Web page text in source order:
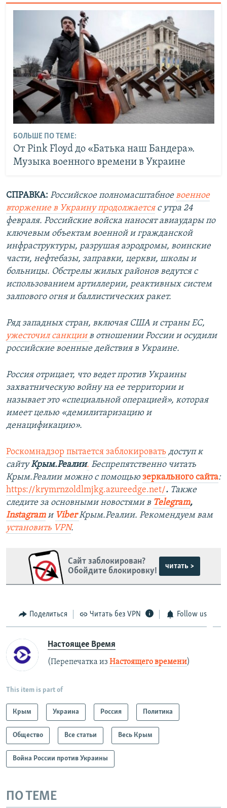
БОЛЬШЕ ПО ТЕМЕ:
От Pink Floyd до «Батька наш Бандера».
Музыка военного времени в Украине
СПРАВКА: Российское полномасштабноевоенное
вторжение в Украину продолжаетсяс утра 24
февраля. Российские войска наносят авиаудары по
ключевым объектам военной и гражданской
инфраструктуры, разрушая аэродромы, воинские
части, нефтебазы, заправки, церкви, школы и
больницы. Обстрелы жилых районов ведутся с
использованием артиллерии, реактивных систем
залпового огня и баллистических ракет.
Ряд западных стран, включая США и страны ЕС,
ужесточил санкциив отношении России и осудили
российские военные действия в Украине.
Россия отрицает, что ведет против Украины
захватническую войну на ее территории и
называет это «специальной операцией», которая
имеет целью «демилитаризацию и
денацификацию».
Роскомнадзор пытается заблокировать доступ к
сайтуКрым.Реалии. Беспрепятственно читать
Крым.Реалии можно с помощью зеркального сайта:
https://krymrnzoldlmjkg.azureedge.net/. Также
следите за основными новостями в Telegram,
Instagramи ViberКрым.Реалии. Рекомендуем вам
установить VPN.
Сайт заблокирован?
Обойдите блокировку!
читать >
Поделиться Читать без VPN Follow us
Настоящее Время
(Перепечатка из Настоящего времени)
This item is part of
Крым Украина Россия Политика
Общество Все статьи Весь Крым
Война России против Украины
ПО ТЕМЕ